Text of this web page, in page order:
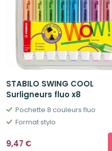
STABILO SWING COOL
Surligneurs fluo x8
Pochette 8 couleurs fluo
Format stylo
9,47 €